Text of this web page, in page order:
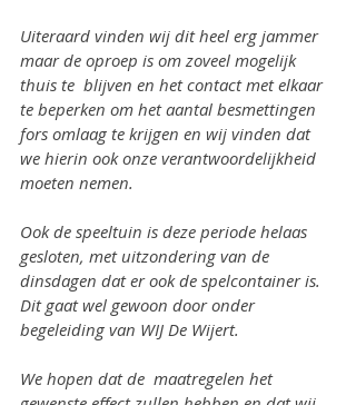
Uiteraard vinden wij dit heel erg jammer
maar de oproep is om zoveel mogelijk
thuis te  blijven en het contact met elkaar
te beperken om het aantal besmettingen
fors omlaag te krijgen en wij vinden dat
we hierin ook onze verantwoordelijkheid
moeten nemen.
Ook de speeltuin is deze periode helaas
gesloten, met uitzondering van de
dinsdagen dat er ook de spelcontainer is.
Dit gaat wel gewoon door onder
begeleiding van WIJ De Wijert.
We hopen dat de  maatregelen het